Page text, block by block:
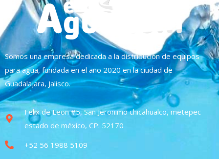
Somos una empresa dedicada a la distribución de equipos
para agua, fundada en el año 2020 en la ciudad de
Guadalajara, Jalisco.
Felix de Leon #5, San Jeronimo chicahualco, metepec
estado de méxico, CP: 52170
+52 56 1988 5109